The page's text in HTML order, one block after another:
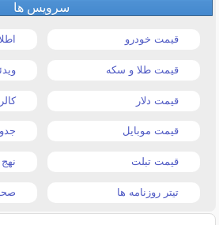
سرویس ها
قیمت خودرو
قیمت طلا و سکه
قیمت دلار
قیمت موبایل
قیمت تبلت نهج
تیتر روزنامه ها